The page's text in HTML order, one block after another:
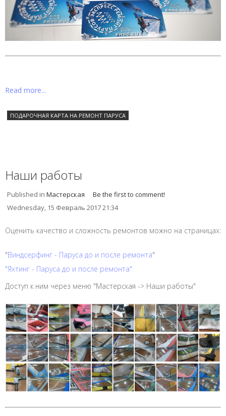
Read more...
ПОДАРОЧНАЯ КАРТА НА РЕМОНТ ПАРУСА
Наши работы
Published in Мастерская
Be the first to comment!
Wednesday, 15 Февраль 2017 21:34
Оценить качество и сложность ремонтов можно на страницах:
"Виндсерфинг - Паруса до и после ремонта"
"Яхтинг - Паруса до и после ремонта"
Доступ к ним через меню "Мастерская -> Наши работы"